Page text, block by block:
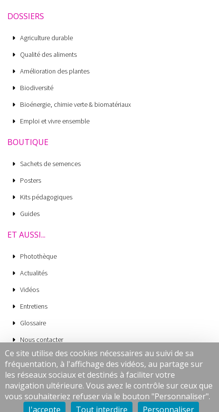
DOSSIERS
Agriculture durable
Qualité des aliments
Amélioration des plantes
Biodiversité
Bioénergie, chimie verte & biomatériaux
Emploi et vivre ensemble
BOUTIQUE
Sachets de semences
Posters
Kits pédagogiques
Guides
ET AUSSI...
Photothèque
Actualités
Vidéos
Entretiens
Glossaire
Nous contacter
Mentions légales
CGV
Données personnelles
Cookies
Ce site utilise des cookies nécessaires au suivi de sa
fréquentation, à l'affichage des vidéos, au partage sur
les réseaux sociaux et destinés à faciliter votre
navigation ultérieure. Vous avez le contrôle sur ceux que
vous souhaiteriez refuser via le bouton "Personnaliser".
J'accepte
Tout interdire Personnaliser